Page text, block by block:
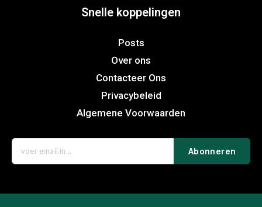
Snelle koppelingen
Posts
Over ons
Contacteer Ons
Privacybeleid
Algemene Voorwaarden
Abonneren